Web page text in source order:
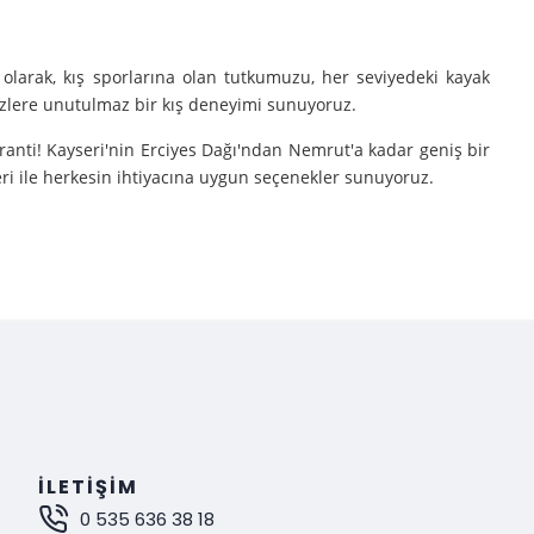
kış sporlarına olan tutkumuzu, her seviyedeki kayak
unutulmaz bir kış deneyimi sunuyoruz.
Kayseri'nin Erciyes Dağı'ndan Nemrut'a kadar geniş bir
ile herkesin ihtiyacına uygun seçenekler sunuyoruz.
çıkarıyoruz.
bir deneyim sunuyoruz.
İLETIŞIM
0 535 636 38 18